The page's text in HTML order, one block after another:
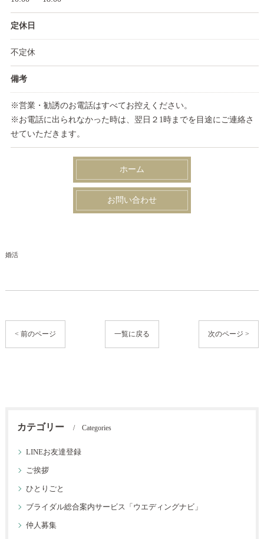
定休日
不定休
備考
※営業・勧誘のお電話はすべてお控えください。
※お電話に出られなかった時は、翌日２1時までを目途にご連絡さ
せていただきます。
ホーム
お問い合わせ
婚活
< 前のページ 一覧に戻る 次のページ >
カテゴリー Categories
LINEお友達登録
ご挨拶
ひとりごと
ブライダル総合案内サービス「ウエディングナビ」
仲人募集